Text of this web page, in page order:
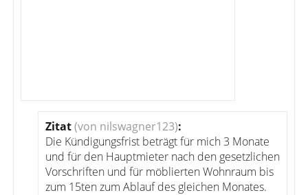
Zitat(von nilswagner123):
Die Kündigungsfrist beträgt für mich 3 Monate
und für den Hauptmieter nach den gesetzlichen
Vorschriften und für möblierten Wohnraum bis
zum 15ten zum Ablauf des gleichen Monates.